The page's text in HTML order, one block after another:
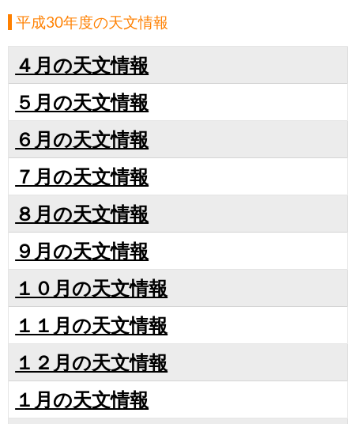
平成30年度の天文情報
４月の天文情報
５月の天文情報
６月の天文情報
７月の天文情報
８月の天文情報
９月の天文情報
１０月の天文情報
１１月の天文情報
１２月の天文情報
１月の天文情報